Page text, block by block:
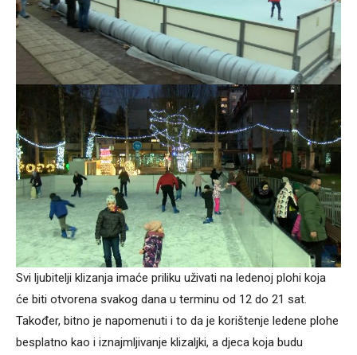
Svi ljubitelji klizanja imaće priliku uživati na ledenoj plohi koja
će biti otvorena svakog dana u terminu od 12 do 21 sat.
Također, bitno je napomenuti i to da je korištenje ledene plohe
besplatno kao i iznajmljivanje klizaljki, a djeca koja budu